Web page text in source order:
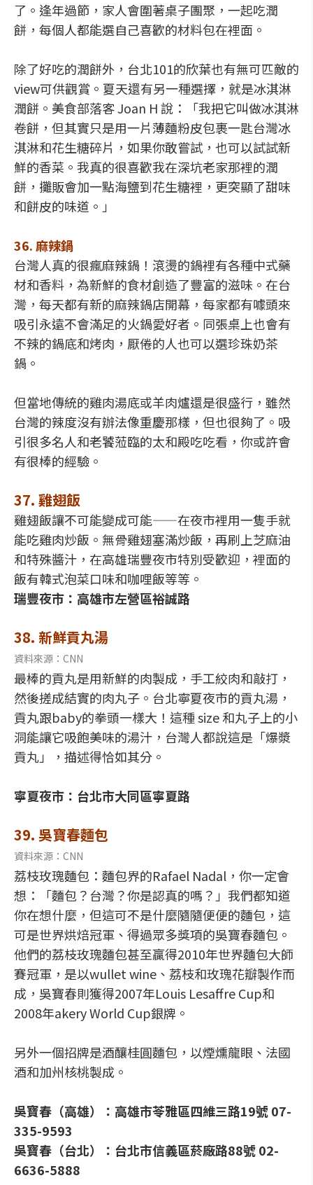
了。逢年過節，家人會圍著桌子團聚，一起吃潤
餅，每個人都能選自己喜歡的材料包在裡面。
除了好吃的潤餅外，台北101的欣葉也有無可匹敵的
view可供觀賞。夏天還有另一種選擇，就是冰淇淋
潤餅。美食部落客 Joan H 說：「我把它叫做冰淇淋
卷餅，但其實只是用一片薄麵粉皮包裹一匙台灣冰
淇淋和花生糖碎片，如果你敢嘗試，也可以試試新
鮮的香菜。我真的很喜歡我在深坑老家那裡的潤
餅，攤販會加一點海鹽到花生糖裡，更突顯了甜味
和餅皮的味道。」
36. 麻辣鍋
台灣人真的很瘋麻辣鍋！滾燙的鍋裡有各種中式藥
材和香料，為新鮮的食材創造了豐富的滋味。在台
灣，每天都有新的麻辣鍋店開幕，每家都有噱頭來
吸引永遠不會滿足的火鍋愛好者。同張桌上也會有
不辣的鍋底和烤肉，厭倦的人也可以選珍珠奶茶
鍋。
但當地傳統的雞肉湯底或羊肉爐還是很盛行，雖然
台灣的辣度沒有辦法像重慶那樣，但也很夠了。吸
引很多名人和老饕蒞臨的太和殿吃吃看，你或許會
有很棒的經驗。
37. 雞翅飯
雞翅飯讓不可能變成可能——在夜市裡用一隻手就
能吃雞肉炒飯。無骨雞翅塞滿炒飯，再刷上芝麻油
和特殊醬汁，在高雄瑞豐夜市特別受歡迎，裡面的
飯有韓式泡菜口味和咖哩飯等等。
瑞豐夜市：高雄市左營區裕誠路
38. 新鮮貢丸湯
資料來源：CNN
最棒的貢丸是用新鮮的肉製成，手工絞肉和敲打，
然後搓成結實的肉丸子。台北寧夏夜市的貢丸湯，
貢丸跟baby的拳頭一樣大！這種 size 和丸子上的小
洞能讓它吸飽美味的湯汁，台灣人都說這是「爆漿
貢丸」，描述得恰如其分。
寧夏夜市：台北市大同區寧夏路
39. 吳寶春麵包
資料來源：CNN
荔枝玫瑰麵包：麵包界的Rafael Nadal，你一定會
想：「麵包？台灣？你是認真的嗎？」我們都知道
你在想什麼，但這可不是什麼隨隨便便的麵包，這
可是世界烘焙冠軍、得過眾多獎項的吳寶春麵包。
他們的荔枝玫瑰麵包甚至贏得2010年世界麵包大師
賽冠軍，是以wullet wine、荔枝和玫瑰花瓣製作而
成，吳寶春則獲得2007年Louis Lesaffre Cup和
2008年akery World Cup銀牌。
另外一個招牌是酒釀桂圓麵包，以煙燻龍眼、法國
酒和加州核桃製成。
吳寶春（高雄）：高雄市苓雅區四維三路19號 07-
335-9593
吳寶春（台北）：台北市信義區菸廠路88號 02-
6636-5888